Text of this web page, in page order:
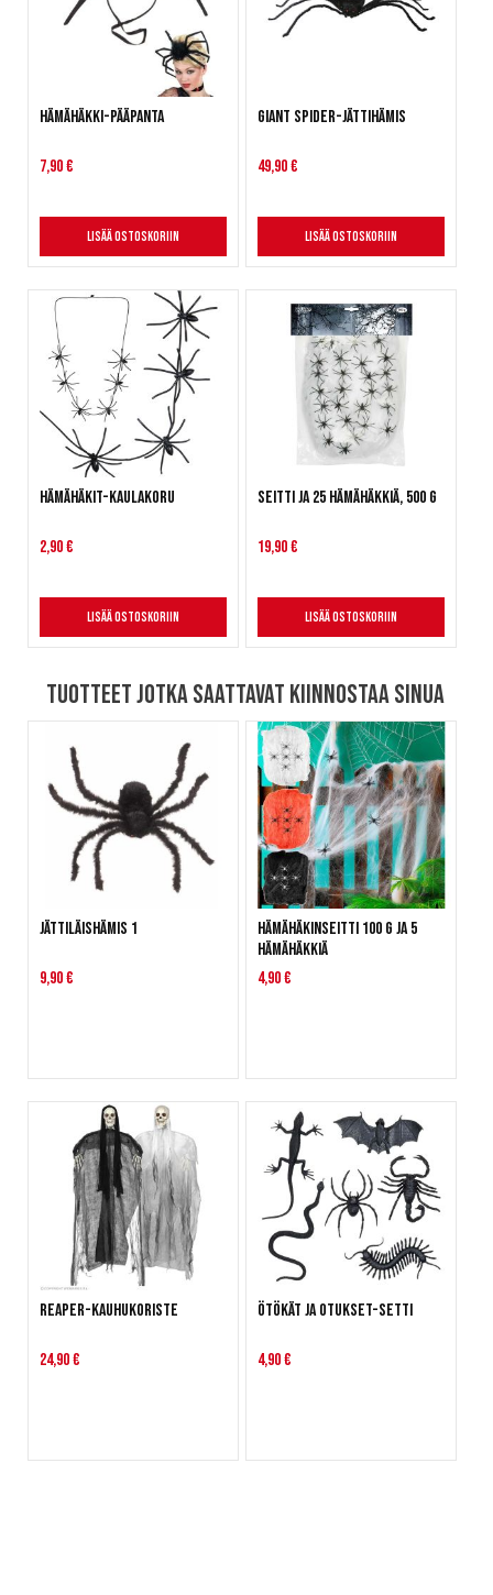
Hämähäkki-pääpanta
7,90 €
Lisää ostoskoriin
Giant Spider-jättihämis
49,90 €
Lisää ostoskoriin
Hämähäkit-kaulakoru
2,90 €
Lisää ostoskoriin
Seitti ja 25 hämähäkkiä, 500 g
19,90 €
Lisää ostoskoriin
Tuotteet jotka saattavat kiinnostaa sinua
Jättiläishämis 1
9,90 €
Hämähäkinseitti 100 g ja 5
hämähäkkiä
4,90 €
Reaper-kauhukoriste
24,90 €
Ötökät ja otukset-setti
4,90 €